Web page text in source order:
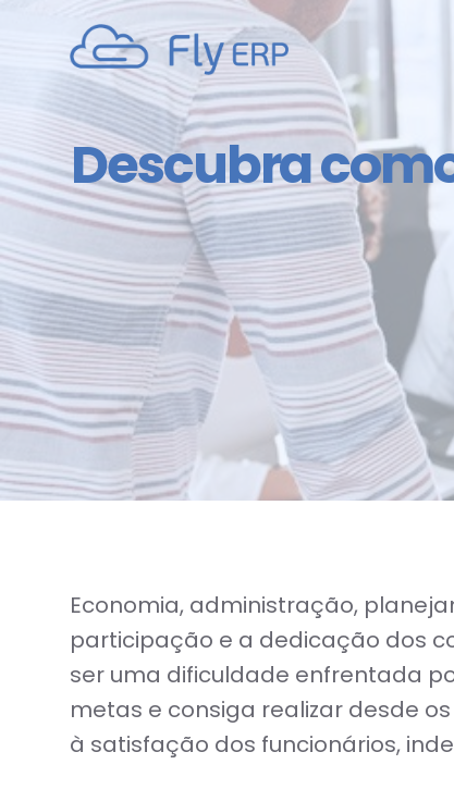
Descubra
Economia, administração,
participação e a dedicação dos
ser uma dificuldade enfrentada
metas e consiga realizar desde
à satisfação dos funcionários,